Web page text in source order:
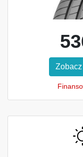
Zobacz